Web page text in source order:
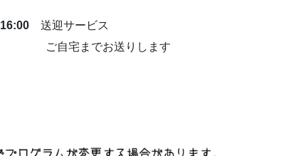
16:00 送迎サービス
ご自宅までお送りします